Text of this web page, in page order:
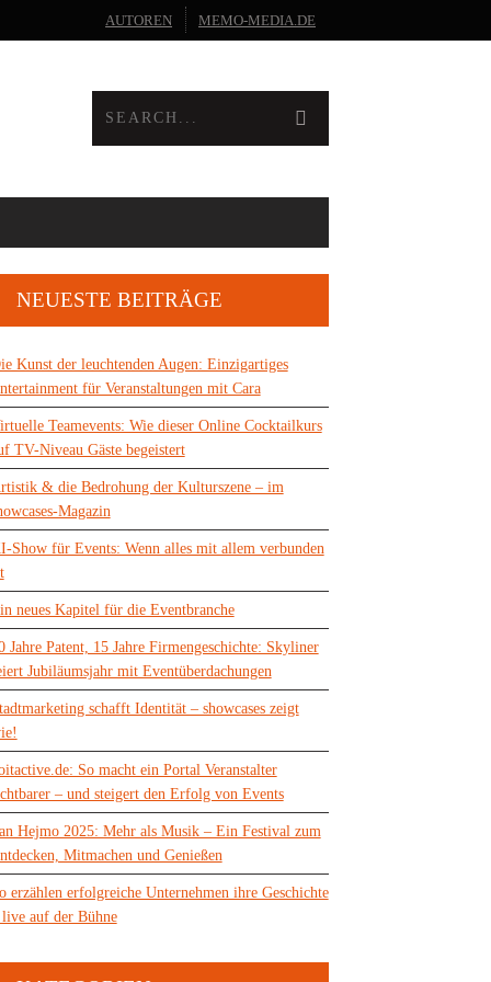
AUTOREN MEMO-MEDIA.DE
NEUESTE BEITRÄGE
Kunst der leuchtenden Augen: Einzigartiges
für Veranstaltungen mit Cara
Teamevents: Wie dieser Online Cocktailkurs
TV-Niveau Gäste begeistert
& die Bedrohung der Kulturszene – im
Magazin
Show für Events: Wenn alles mit allem verbunden
neues Kapitel für die Eventbranche
Jahre Patent, 15 Jahre Firmengeschichte: Skyliner
Jubiläumsjahr mit Eventüberdachungen
schafft Identität – showcases zeigt
So macht ein Portal Veranstalter
– und steigert den Erfolg von Events
Hejmo 2025: Mehr als Musik – Ein Festival zum
Mitmachen und Genießen
erzählen erfolgreiche Unternehmen ihre Geschichte
auf der Bühne